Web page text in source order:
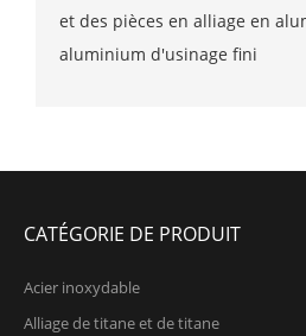
et des pièces en alliage en
aluminium d'usinage fini
CATÉGORIE DE PRODUIT
Acier inoxydable
Alliage de titane et de titane